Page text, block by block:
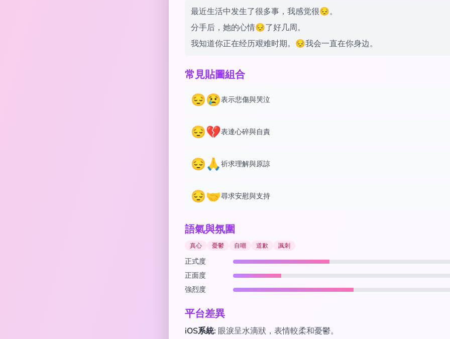
最近生活中发生了很多事，我感觉很😔。
分手后，她的心情😔了好几周。
我知道你正在经历艰难时期。😔我会一直在你身边。
常見貼圖組合
😔😢表示悲傷與哭泣
😔💔表達心碎與自責
😔🙏祈求理解與原諒
😔🤝尋求安慰與支持
語氣與氛圍
真心 憂鬱 自嘲 道歉 諷刺
正式度
正面度
強烈度
平台差異
iOS系統: 眼淚呈水滴狀，表情較柔和憂鬱。